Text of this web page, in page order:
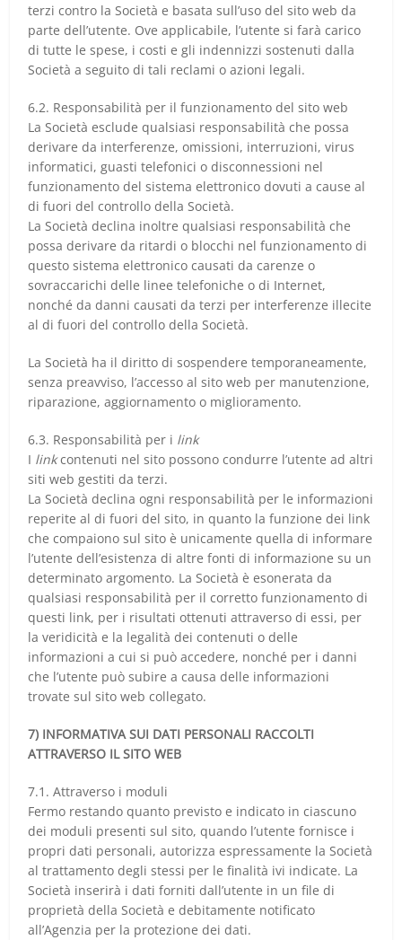
terzi contro la Società e basata sull’uso del sito web da
parte dell’utente. Ove applicabile, l’utente si farà carico
di tutte le spese, i costi e gli indennizzi sostenuti dalla
Società a seguito di tali reclami o azioni legali.
6.2. Responsabilità per il funzionamento del sito web
La Società esclude qualsiasi responsabilità che possa
derivare da interferenze, omissioni, interruzioni, virus
informatici, guasti telefonici o disconnessioni nel
funzionamento del sistema elettronico dovuti a cause al
di fuori del controllo della Società.
La Società declina inoltre qualsiasi responsabilità che
possa derivare da ritardi o blocchi nel funzionamento di
questo sistema elettronico causati da carenze o
sovraccarichi delle linee telefoniche o di Internet,
nonché da danni causati da terzi per interferenze illecite
al di fuori del controllo della Società.
La Società ha il diritto di sospendere temporaneamente,
senza preavviso, l’accesso al sito web per manutenzione,
riparazione, aggiornamento o miglioramento.
6.3. Responsabilità per i link
I linkcontenuti nel sito possono condurre l’utente ad altri
siti web gestiti da terzi.
La Società declina ogni responsabilità per le informazioni
reperite al di fuori del sito, in quanto la funzione dei link
che compaiono sul sito è unicamente quella di informare
l’utente dell’esistenza di altre fonti di informazione su un
determinato argomento. La Società è esonerata da
qualsiasi responsabilità per il corretto funzionamento di
questi link, per i risultati ottenuti attraverso di essi, per
la veridicità e la legalità dei contenuti o delle
informazioni a cui si può accedere, nonché per i danni
che l’utente può subire a causa delle informazioni
trovate sul sito web collegato.
7) INFORMATIVA SUI DATI PERSONALI RACCOLTI
ATTRAVERSO IL SITO WEB
7.1. Attraverso i moduli
Fermo restando quanto previsto e indicato in ciascuno
dei moduli presenti sul sito, quando l’utente fornisce i
propri dati personali, autorizza espressamente la Società
al trattamento degli stessi per le finalità ivi indicate. La
Società inserirà i dati forniti dall’utente in un file di
proprietà della Società e debitamente notificato
all’Agenzia per la protezione dei dati.